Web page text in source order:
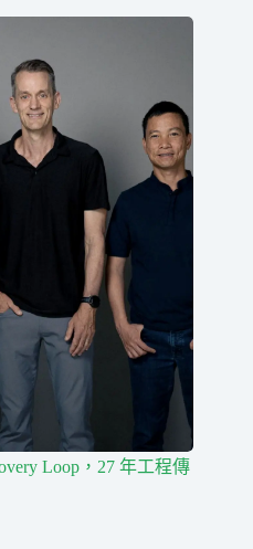
Loop，27 年工程傳